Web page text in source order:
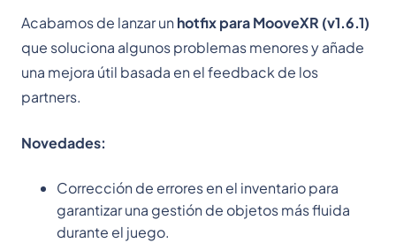
Acabamos de lanzar un hotfix para MooveXR (v1.6.1)
que soluciona algunos problemas menores y añade
una mejora útil basada en el feedback de los
partners.
Novedades:
Corrección de errores en el inventario para
garantizar una gestión de objetos más fluida
durante el juego.